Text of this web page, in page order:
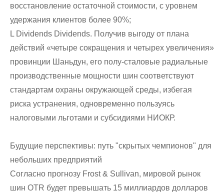
восстановление остаточной стоимости, с уровнем
удержания клиентов более 90%;
L Dividends Dividends. Получив выгоду от плана
действий «четыре сокращения и четырех увеличения»
провинции Шаньдун, его полу-сталовые радиальные
производственные мощности шин соответствуют
стандартам охраны окружающей среды, избегая
риска устранения, одновременно пользуясь
налоговыми льготами и субсидиями НИОКР.
Будущие перспективы: путь "скрытых чемпионов" для
небольших предприятий
Согласно прогнозу Frost & Sullivan, мировой рынок
шин OTR будет превышать 15 миллиардов долларов